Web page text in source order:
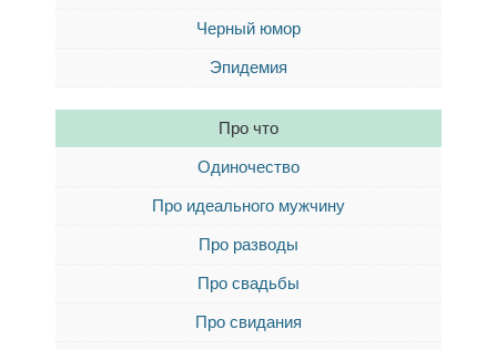
Черный юмор
Эпидемия
Про что
Одиночество
Про идеального мужчину
Про разводы
Про свадьбы
Про свидания